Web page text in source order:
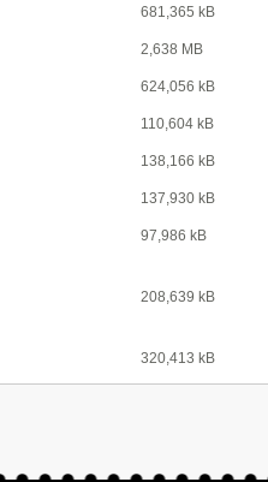
681,365 kB
2,638 MB
624,056 kB
110,604 kB
138,166 kB
137,930 kB
97,986 kB
208,639 kB
320,413 kB